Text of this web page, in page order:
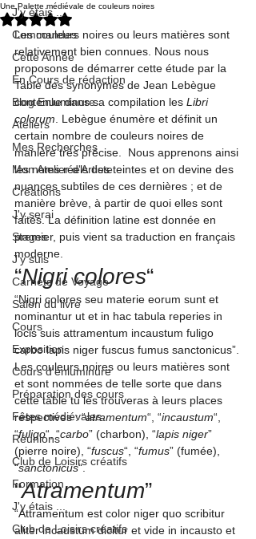
J'y étais ...
Commandes
Cette Année
En Cours de rédaction
Blog Enluminure
Ateliers
Mes Recherches
Mon Atelier d'Artiste
Créations
J'y serai
Stages
J'y suis
Carnets de Voyage
Salon du livre
Cours
Exposition
Cours d'enluminure
Préparation des cours
Fêtes médiévales
Réunions
Club de Loisirs créatifs
Formation
J'y étais ...
Club de Loisirs créatifs
Une Palette médiévale de couleurs noires
Noté NaN étoiles sur 5.
Les couleurs noires ou leurs matières sont
relativement bien connues. Nous nous
proposons de démarrer cette étude par la
Table des synonymes de Jean Lebègue
contenue dans sa compilation les Libri
colorum . Lebègue énumère et définit un
certain nombre de couleurs noires de
manière très précise.  Nous apprenons ainsi
les noms réels des teintes et on devine des
nuances subtiles de ces dernières ; et de
manière brève, à partir de quoi elles sont
faites. La définition latine est donnée en
premier, puis vient sa traduction en français
moderne.
“Nigri colores“
“Nigri colores seu materie eorum sunt et
nominantur ut et in hac tabula reperies in
locis suis attramentum incaustum fuligo
carbo lapis niger fuscus fumus sanctonicus”
Les couleurs noires ou leurs matières sont
et sont nommées de telle sorte que dans
cette table tu les trouveras à leurs places
respectives : “atramentum“, “incaustum“,
“fuligo“, “carbo” (charbon), “lapis niger”
(pierre noire), “fuscus“, “fumus” (fumée),
“sanctonicus“.
“Atramentum”
“Attramentum est color niger quo scribitur
aliter incaustum dicitur et vide in incausto et